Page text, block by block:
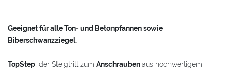
Geeignet für alle Ton- und Betonpfannen sowie
Biberschwanzziegel.
TopStep, der Steigtritt zum Anschraubenaus hochwertigem